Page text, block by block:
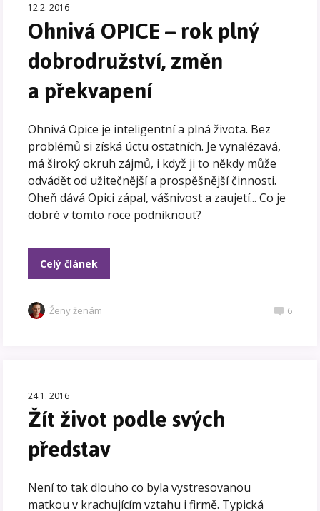
12.2. 2016
Ohnivá OPICE – rok plný
dobrodružství, změn
a překvapení
Ohnivá Opice je inteligentní a plná života. Bez
problémů si získá úctu ostatních. Je vynalézavá,
má široký okruh zájmů, i když ji to někdy může
odvádět od užitečnější a prospěšnější činnosti.
Oheň dává Opici zápal, vášnivost a zaujetí... Co je
dobré v tomto roce podniknout?
Celý článek
Ženy ženám 6
24.1. 2016
Žít život podle svých
představ
Není to tak dlouho co byla vystresovanou
matkou v krachujícím vztahu i firmě. Typická